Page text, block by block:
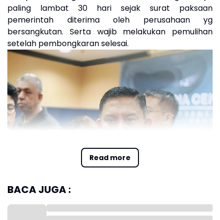
Read more
paling lambat 30 hari sejak surat paksaan
pemerintah diterima oleh perusahaan yg
bersangkutan. Serta wajib melakukan pemulihan
setelah pembongkaran selesai.
Deputi Penegakan Hukum KLH/BPLH Irjen Pol. Rizal
BACA JUGA :